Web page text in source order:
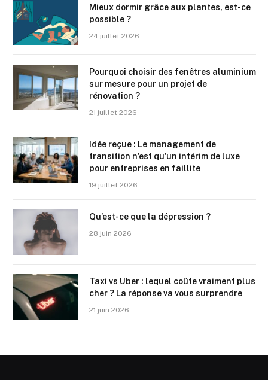
Mieux dormir grâce aux plantes, est-ce
possible ?
24 juillet 2026
Pourquoi choisir des fenêtres aluminium
sur mesure pour un projet de
rénovation ?
21 juillet 2026
Idée reçue : Le management de
transition n’est qu’un intérim de luxe
pour entreprises en faillite
19 juillet 2026
Qu’est-ce que la dépression ?
28 juin 2026
Taxi vs Uber : lequel coûte vraiment plus
cher ? La réponse va vous surprendre
21 juin 2026